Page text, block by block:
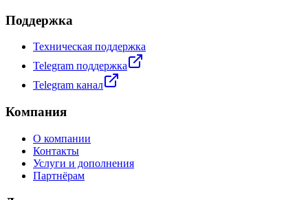
Поддержка
Техническая поддержка
Telegram поддержка
Telegram канал
Компания
О компании
Контакты
Услуги и дополнения
Партнёрам